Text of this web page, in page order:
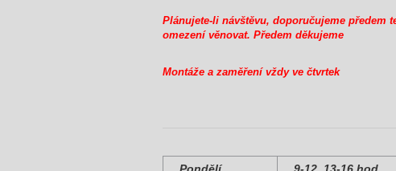
Plánujete-li návštěvu, doporučujeme předem
omezení věnovat. Předem děkujeme
Montáže a zaměření vždy ve čtvrtek